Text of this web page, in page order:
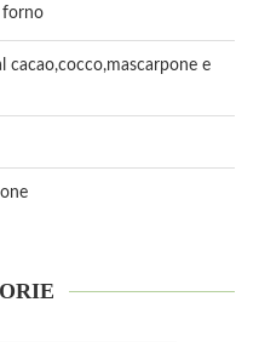
forno
cacao,cocco,mascarpone e